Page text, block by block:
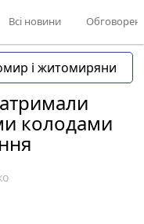
Всі новини
і житомиряни
колодами